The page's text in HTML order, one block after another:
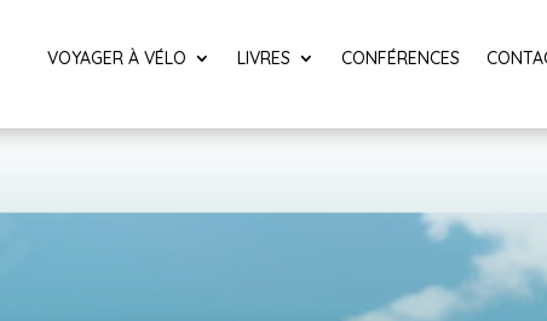
VOYAGER À VÉLO LIVRES CONFÉRENCES